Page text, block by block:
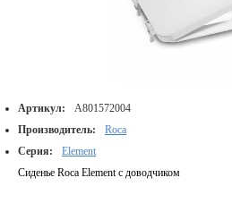
Артикул:
A801572004
Производитель:
Roca
Серия:
Element
Сиденье Roca Element с доводчиком